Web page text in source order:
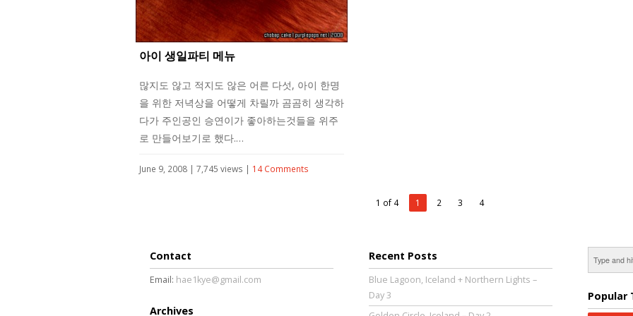
아이 생일파티 메뉴
많지도 않고 적지도 않은 어른 다섯, 아이 한명
을 위한 저녁상을 어떻게 차릴까 곰곰히 생각하
다가 주인공인 승연이가 좋아하는것들을 위주
로 만들어보기로 했다.…
June 9, 2008 | 7,745 views | 14 Comments
1 of 4 1 2 3 4
Contact
Email: hae1kye@gmail.com
Archives
Recent Posts
Blue Lagoon, Iceland + Northern Lights –
Day 3
Popular